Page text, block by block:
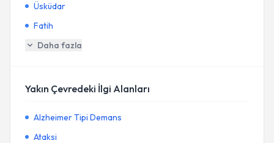
Üsküdar
Fatih
Daha fazla
Yakın Çevredeki İlgi Alanları
Alzheimer Tipi Demans
Ataksi